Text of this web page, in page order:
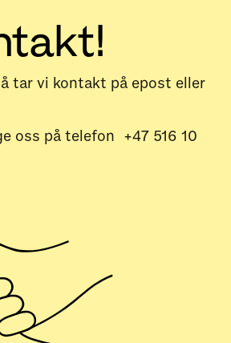
tar vi kontakt på epost eller
oss på telefon +47 516 10